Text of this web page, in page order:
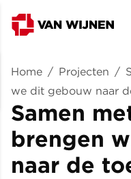
Home / Projecten /
we dit gebouw naar
Samen
brengen
naar de